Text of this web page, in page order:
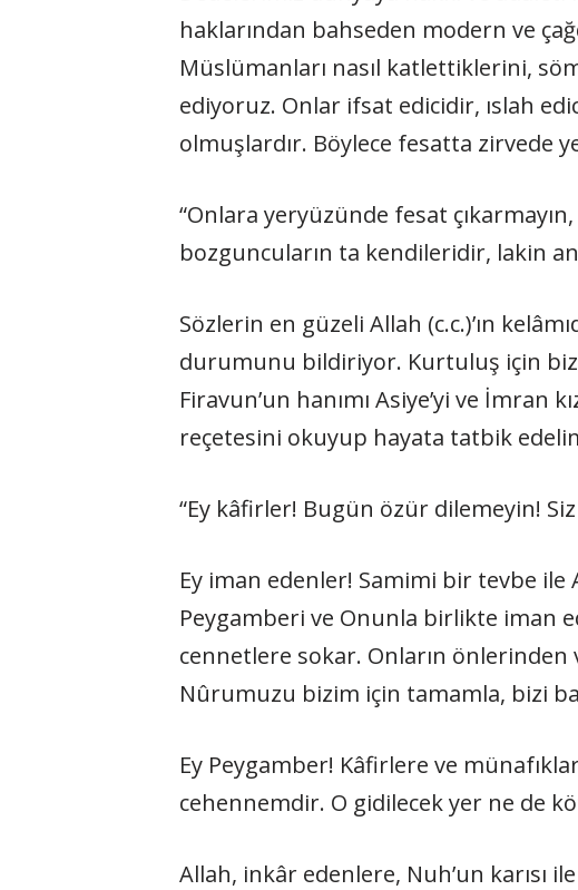
haklarından bahseden modern ve
Müslümanları nasıl katlettiklerini,
ediyoruz. Onlar ifsat edicidir, ıslah
olmuşlardır. Böylece fesatta zirvede
“Onlara yeryüzünde fesat
bozguncuların ta kendileridir, lakin
Sözlerin en güzeli Allah (c.c.)’ın
durumunu bildiriyor. Kurtuluş için
Firavun’un hanımı Asiye’yi ve
reçetesini okuyup hayata tatbik
“Ey kâfirler! Bugün özür dilemeyin!
Ey iman edenler! Samimi bir tevbe
Peygamberi ve Onunla birlikte iman
cennetlere sokar. Onların önlerinden
Nûrumuzu bizim için tamamla, bizi
Ey Peygamber! Kâfirlere ve
cehennemdir. O gidilecek yer ne de
Allah, inkâr edenlere, Nuh’un karısı